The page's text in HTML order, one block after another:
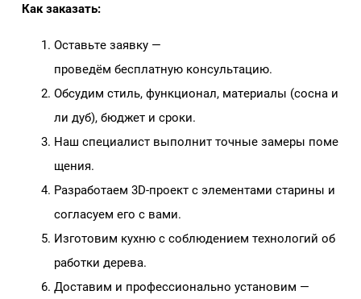
Как заказать:
Оставьте заявку —
проведём бесплатную консультацию.
Обсудим стиль, функционал, материалы (сосна и
ли дуб), бюджет и сроки.
Наш специалист выполнит точные замеры поме
щения.
Разработаем 3D‑проект с элементами старины и
согласуем его с вами.
Изготовим кухню с соблюдением технологий об
работки дерева.
Доставим и профессионально установим —